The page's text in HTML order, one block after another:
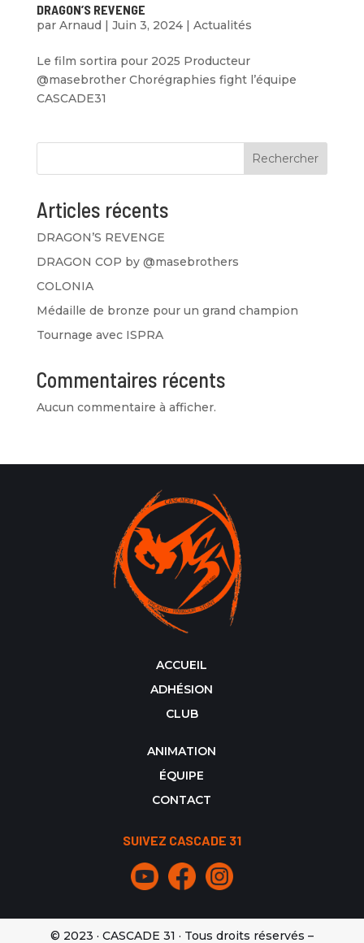
DRAGON’S REVENGE
par Arnaud | Juin 3, 2024| Actualités
Le film sortira pour 2025 Producteur
@masebrother Chorégraphies fight l’équipe
CASCADE31
Rechercher
Articles récents
DRAGON’S REVENGE
DRAGON COP by @masebrothers
COLONIA
Médaille de bronze pour un grand champion
Tournage avec ISPRA
Commentaires récents
Aucun commentaire à afficher.
ACCUEIL
ADHÉSION
CLUB
ANIMATION
ÉQUIPE
CONTACT
SUIVEZ CASCADE 31
© 2023 · CASCADE 31 · Tous droits réservés –